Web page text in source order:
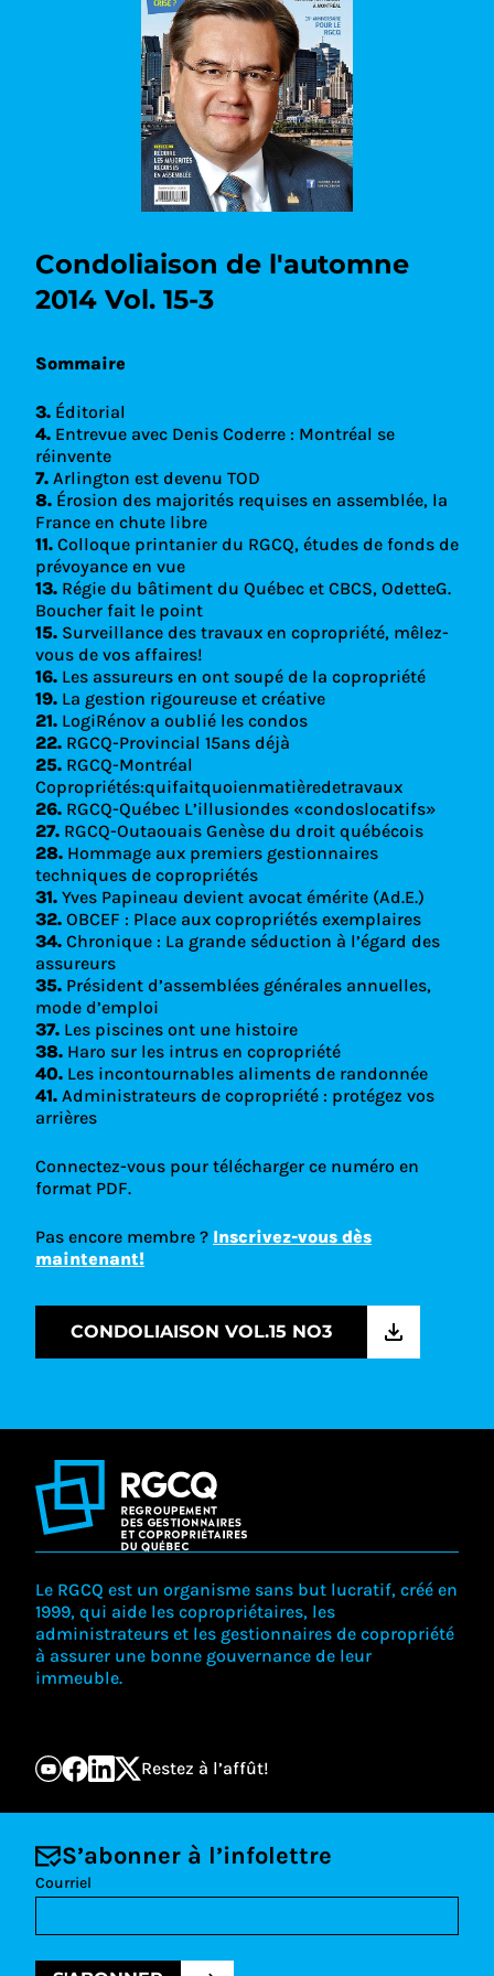
Condoliaison de l'automne
2014 Vol. 15-3
Sommaire
3. Éditorial
4. Entrevue avec Denis Coderre : Montréal se
réinvente
7. Arlington est devenu TOD
8. Érosion des majorités requises en assemblée, la
France en chute libre
11. Colloque printanier du RGCQ, études de fonds de
prévoyance en vue
13. Régie du bâtiment du Québec et CBCS, OdetteG.
Boucher fait le point
15. Surveillance des travaux en copropriété, mêlez-
vous de vos affaires!
16. Les assureurs en ont soupé de la copropriété
19. La gestion rigoureuse et créative
21. LogiRénov a oublié les condos
22. RGCQ-Provincial 15ans déjà
25. RGCQ-Montréal
Copropriétés:quifaitquoienmatièredetravaux
26. RGCQ-Québec L’illusiondes «condoslocatifs»
27. RGCQ-Outaouais Genèse du droit québécois
28. Hommage aux premiers gestionnaires
techniques de copropriétés
31. Yves Papineau devient avocat émérite (Ad.E.)
32. OBCEF : Place aux copropriétés exemplaires
34. Chronique : La grande séduction à l’égard des
assureurs
35. Président d’assemblées générales annuelles,
mode d’emploi
37. Les piscines ont une histoire
38. Haro sur les intrus en copropriété
40. Les incontournables aliments de randonnée
41. Administrateurs de copropriété : protégez vos
arrières
Connectez-vous pour télécharger ce numéro en
format PDF.
Pas encore membre ? Inscrivez-vous dès
maintenant!
CONDOLIAISON VOL.15 NO3
Le RGCQ est un organisme sans but lucratif, créé en
1999, qui aide les copropriétaires, les
administrateurs et les gestionnaires de copropriété
à assurer une bonne gouvernance de leur
immeuble.
Restez à l’affût!
S’abonner à l’infolettre
Courriel